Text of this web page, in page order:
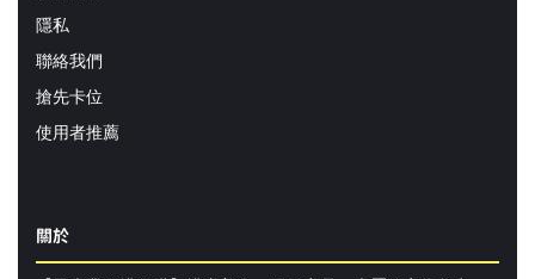
隱私
聯絡我們
搶先卡位
使用者推薦
關於